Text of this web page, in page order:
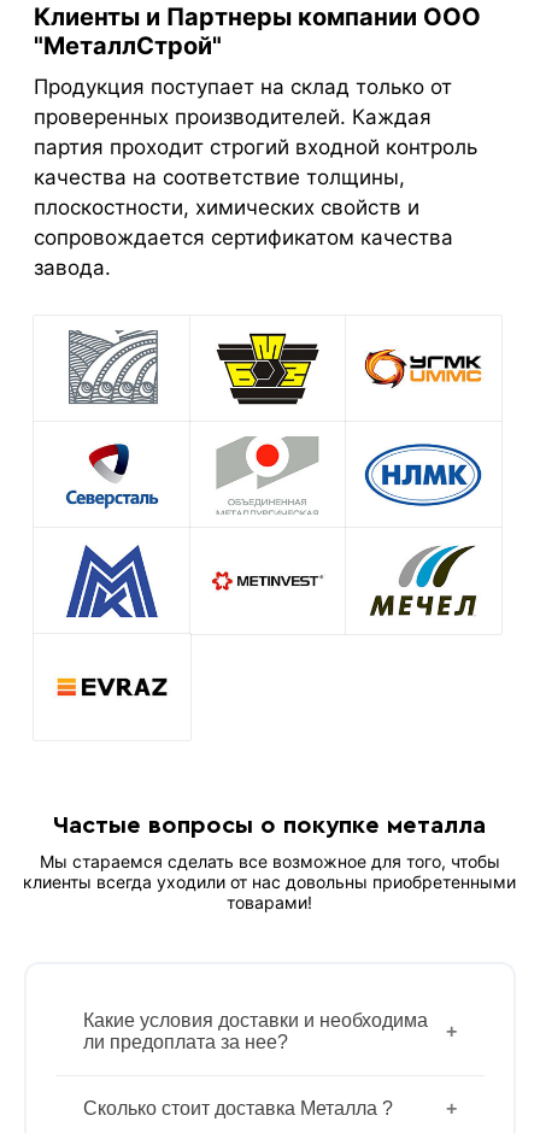
Клиенты и Партнеры компании ООО
"МеталлСтрой"
Продукция поступает на склад только от
проверенных производителей. Каждая
партия проходит строгий входной контроль
качества на соответствие толщины,
плоскостности, химических свойств и
сопровождается сертификатом качества
завода.
Частые вопросы о покупке металла
Мы стараемся сделать все возможное для того, чтобы
клиенты всегда уходили от нас довольны приобретенными
товарами!
Какие условия доставки и необходима
ли предоплата за нее?
Доставка осуществляется после внесения
Сколько стоит доставка Металла ?